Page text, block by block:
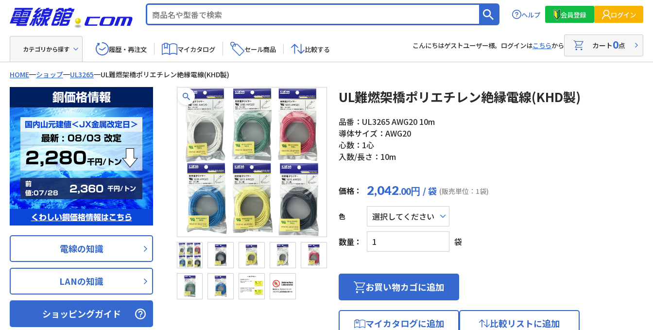
ヘルプ 会員登録 ログイン
カテゴリから探す 履歴・再注文 マイカタログ セール商品 比較する こんにちはゲストユーザー様。ログインはこちらから カート0点
HOME ショップ UL3265 UL難燃架橋ポリエチレン絶縁電線(KHD製)
銅価格情報
国内山元建値＜JX金属改定日＞
最新 : 08/03 改定
2,280千円/トン
前
値:07/28
2,360 千円/トン
くわしい銅価格情報はこちら
電線の知識
LANの知識
ショッピングガイド
UL難燃架橋ポリエチレン絶縁電線(KHD製)
品番：UL3265 AWG20 10m
導体サイズ：AWG20
心数：1心
入数/長さ：10m
価格： 2,042.00円 / 袋 (販売単位：1袋)
色
数量：
UL
難
架
袋
お買い物カゴに追加
マイカタログに追加 比較リストに追加